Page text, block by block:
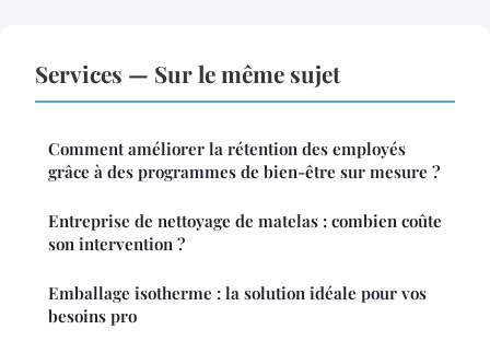
Services — Sur le même sujet
Comment améliorer la rétention des employés
grâce à des programmes de bien-être sur mesure ?
Entreprise de nettoyage de matelas : combien coûte
son intervention ?
Emballage isotherme : la solution idéale pour vos
besoins pro